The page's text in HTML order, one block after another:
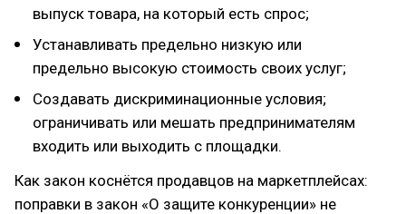
выпуск товара, на который есть спрос;
Устанавливать предельно низкую или
предельно высокую стоимость своих услуг;
Создавать дискриминационные условия;
ограничивать или мешать предпринимателям
входить или выходить с площадки.
Как закон коснётся продавцов на маркетплейсах:
поправки в закон «О защите конкуренции» не